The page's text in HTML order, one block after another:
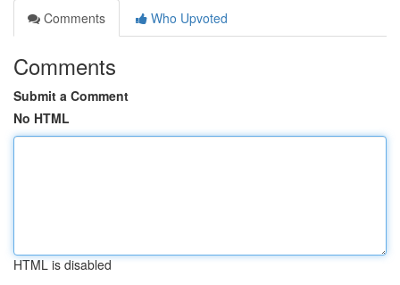
Comments
Who Upvoted
Comments
Submit a Comment
No HTML
HTML is disabled